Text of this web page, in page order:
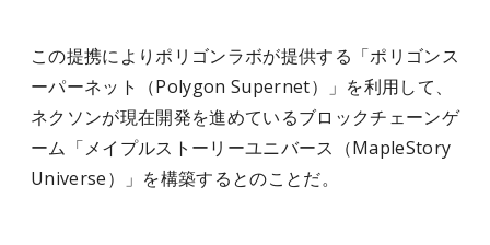
この提携によりポリゴンラボが提供する「ポリゴンス
ーパーネット（Polygon Supernet）」を利用して、
ネクソンが現在開発を進めているブロックチェーンゲ
ーム「メイプルストーリーユニバース（MapleStory
Universe）」を構築するとのことだ。